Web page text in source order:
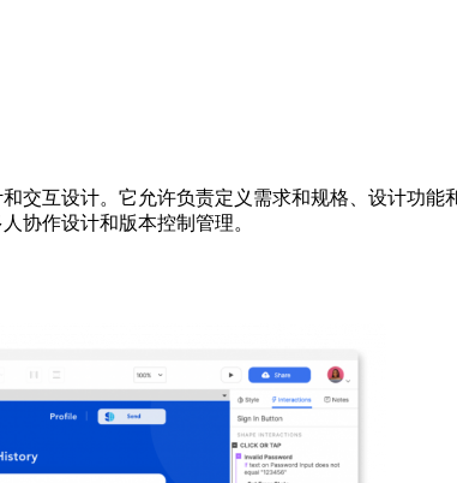
交互设计。它允许负责定义需求和规格、设计功
协作设计和版本控制管理。